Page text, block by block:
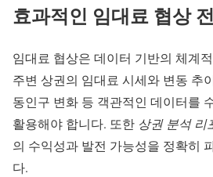
효과적인 임대료 협상
임대료 협상은 데이터 기반의 체계
주변 상권의 임대료 시세와 변동 추
동인구 변화 등 객관적인 데이터를
활용해야 합니다. 또한 상권 분석 리
의 수익성과 발전 가능성을 정확히
다.